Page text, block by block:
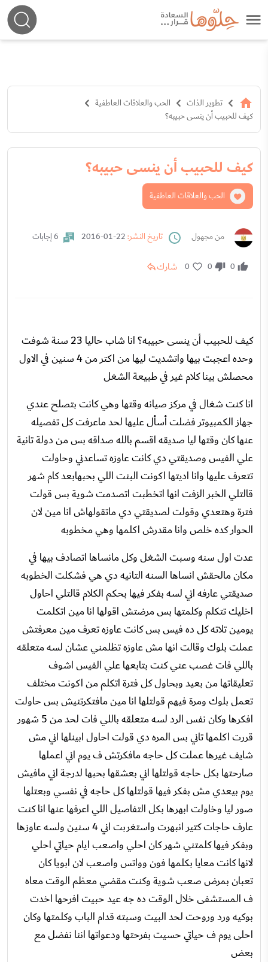
تطوير الذات
الحب والعلاقات العاطفية
كيف للحبيب أن ينسى حبيبه؟
كيف للحبيب أن ينسى حبيبه؟
الحب والعلاقات العاطفية
من مجهول تاريخ النشر: 6 إجابات
0
0
0 شارك
كيف للحبيب أن ينسى حبيبه؟ انا شاب حاليا 23 سنة شوفت
وحده اعجبت بيها واتشديت ليها من اكتر من 4 سنين في الاول
محصلش بينا كلام غير في طبيعة الشغل
انا كنت شغال في مركز صيانه وقتها وهي كانت بتصلح عندي
جهاز الكمبيوتر فضلت أسأل عليها لحد ماعرفت كل تفصيله
عنها كان وقتها ليا صديقه اقسم بالله صداقه بس من دولة تانية
علي الفيس وصديقتي دي كانت عاوزه تساعدني وحاولت
تتعرف عليها وانا اديتها اكونت البنت اللي بحبهابعد كام شهر
قالتلي الخبر الزفت انها اتخطبت اتصدمت شوية بس قولت
فترة وهتعدي وقولت لصديقتي دي ماتقولهاش انا مين لان
الحوار كده خلص وانا مقدرش اكلمها وهي مخطوبه
عدت اول سنه وسبت الشغل وكل مانساها اتصادف بيها في
مكان مالحقش انساها السنه التانيه دي هي فشكلت الخطوبه
صديقتي عارفه اني لسه بفكر فيها بحكم الكلام قالتلي احاول
اخليك تتكلم وكلمتها بس مرضتش اقولها انا مين اتكلمت
يومين تلاته كل ده فيس بس كانت عاوزه تعرف مين معرفتش
عملت بلوك وقالت انها مش عاوزه تظلمني عشان لسه متعلقه
باللي فات غصب عني كنت بتابعها علي الفيس اشوف
تعليقاتها من بعيد وبحاول كل فترة اتكلم من اكونت مختلف
تعمل بلوك ومرة فيهم قولتلها انا مين مافتكرتنيش بس حاولت
افكرها وكان نفس الرد لسه متعلقه باللي فات لحد من 5 شهور
قررت اكلمها تاني بس المره دي قولت احاول ابينلها اني مش
شايف غيرها عملت كل حاجه مافكرتش ف يوم اني اعملها
صارحتها بكل حاجه قولتلها اني بعشقها بحبها لدرجة اني مافيش
يوم بيعدي مش بفكر فيها قولتلها كل حاجه في نفسي وبعتلها
صور ليا وخاولت ابهرها بكل التفاصيل اللي اعرفها عنها انا كنت
عارف حاجات كتير انبهرت واستغربت اني 4 سنين ولسه عاوزها
وبفكر فيها كلمتني شهر كان احلي واصعب ايام حياتي احلي
لانها كانت معايا بكلمها فون وواتس واصعب لان ابويا كان
تعبان بمرض صعب شوية وكنت مقضي معظم الوقت معاه
ف المستشفى خلال الوقت ده جه عيد حبيت افرحها اخدت
بوكيه ورد وروحت لحد البيت وسبته قدام الباب وكلمتها وكان
احلى يوم ف حياتي حسيت بفرحتها ودعواتها اننا نفضل مع
بعض